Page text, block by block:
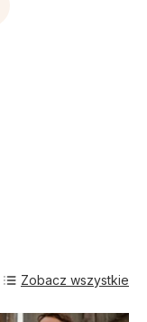
Zobacz wszystkie